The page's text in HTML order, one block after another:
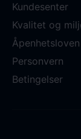
Kundesenter
Kvalitet og
Åpenhetsloven
Personvern
Betingelser